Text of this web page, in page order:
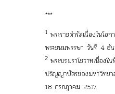
***
1 พระราชดำรัสเนื่องในโอ
พระชนมพรรษา วันที่ 4 ธั
2 พระบรมราโชวาทเนื่องใ
ปริญญาบัตรของมหาวิทยา
18 กรกฎาคม 2517.